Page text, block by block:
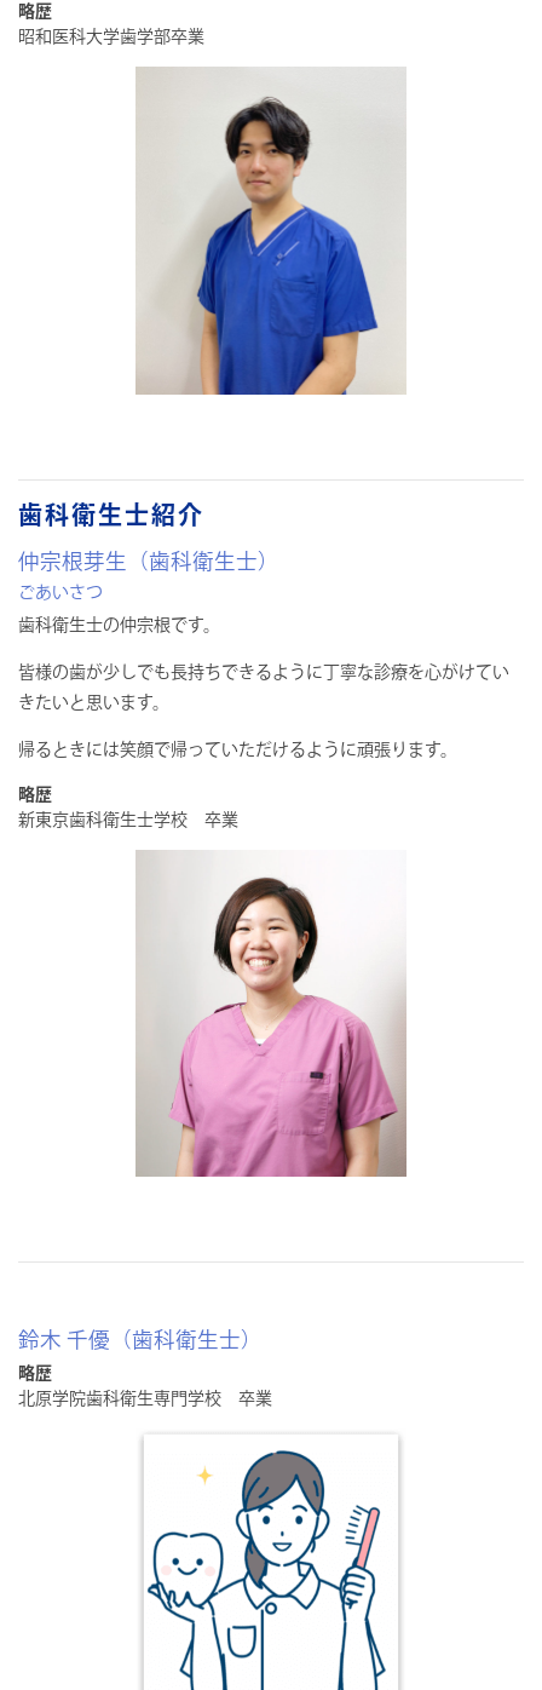
略歴
昭和医科大学歯学部卒業
歯科衛生士紹介
仲宗根芽生（歯科衛生士）
ごあいさつ
歯科衛生士の仲宗根です。
皆様の歯が少しでも長持ちできるように丁寧な診療を心がけてい
きたいと思います。
帰るときには笑顔で帰っていただけるように頑張ります。
略歴
新東京歯科衛生士学校 卒業
鈴木 千優（歯科衛生士）
略歴
北原学院歯科衛生専門学校 卒業